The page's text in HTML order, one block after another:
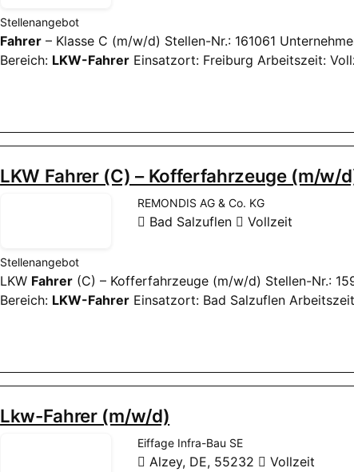
Stellenangebot
Fahrer – Klasse C (m/w/d) Stellen-Nr.: 161061
Bereich: LKW-Fahrer Einsatzort: Freiburg Arbeitszeit:
LKW Fahrer (C) – Kofferfahrzeuge (m/w/
REMONDIS AG & Co. KG
Bad Salzuflen Vollzeit
Stellenangebot
LKW Fahrer (C) – Kofferfahrzeuge (m/w/d) Stellen-Nr.:
Bereich: LKW-Fahrer Einsatzort: Bad Salzuflen
Lkw-Fahrer (m/w/d)
Eiffage Infra-Bau SE
Alzey, DE, 55232 Vollzeit